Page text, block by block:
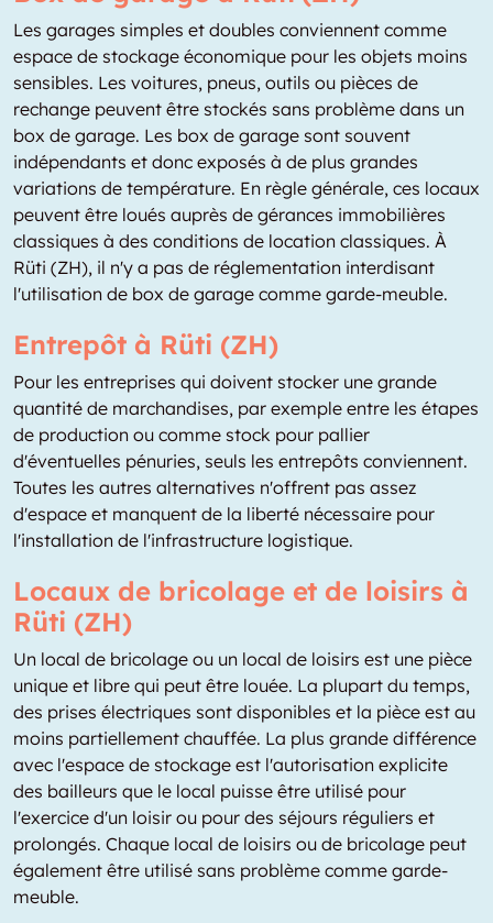
Les garages simples et doubles conviennent comme
espace de stockage économique pour les objets moins
sensibles. Les voitures, pneus, outils ou pièces de
rechange peuvent être stockés sans problème dans un
box de garage. Les box de garage sont souvent
indépendants et donc exposés à de plus grandes
variations de température. En règle générale, ces locaux
peuvent être loués auprès de gérances immobilières
classiques à des conditions de location classiques. À
Rüti (ZH), il n'y a pas de réglementation interdisant
l'utilisation de box de garage comme garde-meuble.
Entrepôt à Rüti (ZH)
Pour les entreprises qui doivent stocker une grande
quantité de marchandises, par exemple entre les étapes
de production ou comme stock pour pallier
d'éventuelles pénuries, seuls les entrepôts conviennent.
Toutes les autres alternatives n'offrent pas assez
d'espace et manquent de la liberté nécessaire pour
l'installation de l'infrastructure logistique.
Locaux de bricolage et de loisirs à
Rüti (ZH)
Un local de bricolage ou un local de loisirs est une pièce
unique et libre qui peut être louée. La plupart du temps,
des prises électriques sont disponibles et la pièce est au
moins partiellement chauffée. La plus grande différence
avec l'espace de stockage est l'autorisation explicite
des bailleurs que le local puisse être utilisé pour
l'exercice d'un loisir ou pour des séjours réguliers et
prolongés. Chaque local de loisirs ou de bricolage peut
également être utilisé sans problème comme garde-
meuble.